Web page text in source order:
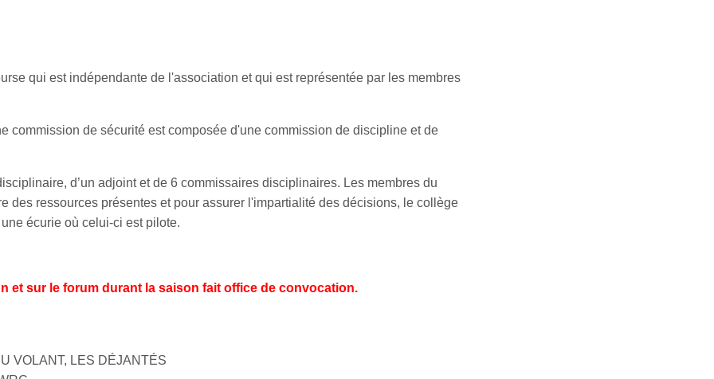
qui est indépendante de l'association et qui est représentée par les membres
commission de sécurité est composée d'une commission de discipline et de
d’un adjoint et de 6 commissaires disciplinaires. Les membres du
des ressources présentes et pour assurer l'impartialité des décisions, le collège
écurie où celui-ci est pilote.
et sur le forum durant la saison fait office de convocation.
VOLANT, LES DÉJANTÉS